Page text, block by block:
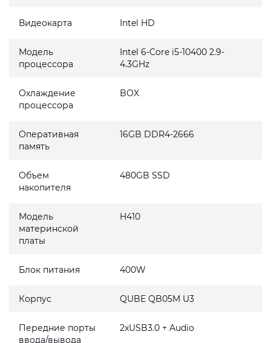
Видеокарта Intel HD
Модель
процессора
Intel 6-Core i5-10400 2.9-
4.3GHz
Охлаждение
процессора
BOX
Оперативная
память
16GB DDR4-2666
Объем
накопителя
480GB SSD
Модель
материнской
платы
H410
Блок питания 400W
Корпус QUBE QB05M U3
Передние порты
ввода/вывода
2xUSB3.0 + Audio